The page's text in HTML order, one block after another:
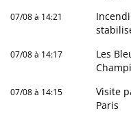
07/08 à 14:21
07/08 à 14:17
Les
07/08 à 14:15
Visite
Paris